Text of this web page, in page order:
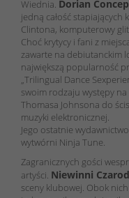
Wiednia. Dorian
jedną całość stapiających
Clintona, komputerowy
Choć krytycy i fani z
zawarte na debiutanckim
największą popularność
„Trilingual Dance
swoim rodzaju występy
Thomasa Johnsona do
muzyki elektronicznej.
Jego ostatnie
wytwórni Ninja Tune.
Zagranicznych gości
artyści. Niewinni
sceny klubowej. Obok